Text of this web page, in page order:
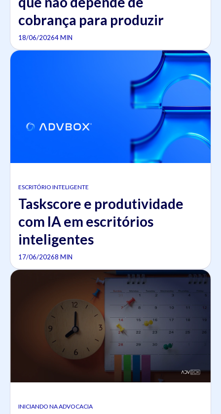
cobrança para produzir
18/06/20264 MIN
ESCRITÓRIO INTELIGENTE
Taskscore e produtividade
com IA em escritórios
inteligentes
17/06/20268 MIN
INICIANDO NA ADVOCACIA